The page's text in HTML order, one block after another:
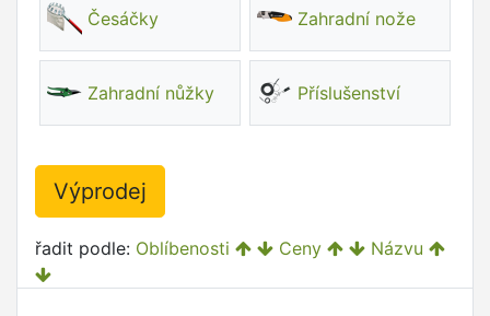
Česáčky Zahradní nože
Zahradní nůžky Příslušenství
Výprodej
řadit podle: Oblíbenosti Ceny Názvu